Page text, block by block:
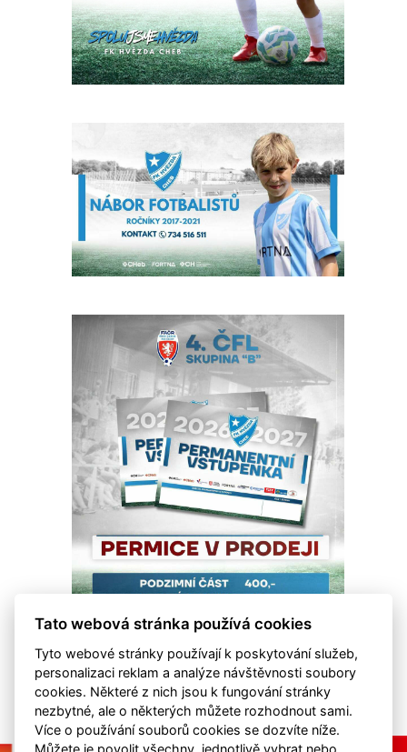
Tato webová stránka používá cookies
Tyto webové stránky používají k poskytování služeb,
personalizaci reklam a analýze návštěvnosti soubory
cookies. Některé z nich jsou k fungování stránky
nezbytné, ale o některých můžete rozhodnout sami.
Více o používání souborů cookies se dozvíte níže.
Můžete je povolit všechny, jednotlivě vybrat nebo